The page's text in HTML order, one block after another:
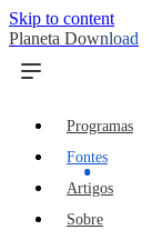
Skip to content
Planeta Download
Programas
Fontes
Artigos
Sobre